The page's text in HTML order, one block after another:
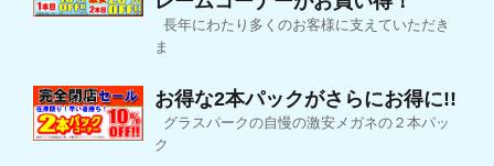
長年にわたり多くのお客様に支えていただき
ま
お得な2本パックがさらにお得に!!
グラスパークの自慢の激安メガネの２本パッ
ク